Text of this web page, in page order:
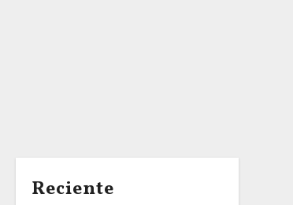
Reciente